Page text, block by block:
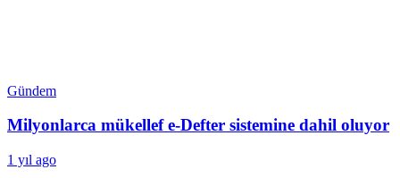
Gündem
Milyonlarca mükellef e-Defter sistemine dahil oluyor
1 yıl ago